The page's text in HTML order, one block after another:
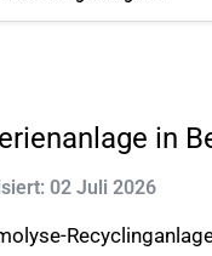
in
02 Juli 2026